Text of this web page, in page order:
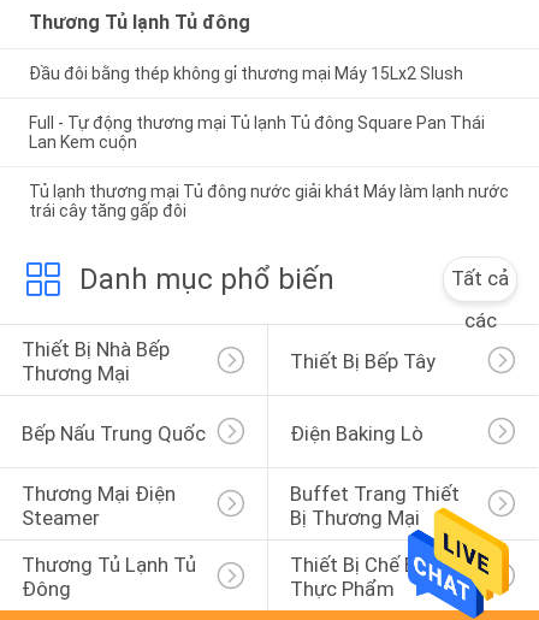
Thương Tủ lạnh Tủ đông
Đầu đôi bằng thép không gỉ thương mại Máy 15Lx2 Slush
Full - Tự động thương mại Tủ lạnh Tủ đông Square Pan Thái
Lan Kem cuộn
Tủ lạnh thương mại Tủ đông nước giải khát Máy làm lạnh nước
trái cây tăng gấp đôi
Danh mục phổ biến
Tất cả
các
Thiết Bị Nhà Bếp
Thương Mại
Thiết Bị Bếp Tây
Bếp Nấu Trung Quốc Điện Baking Lò
Thương Mại Điện
Steamer
Buffet Trang Thiết
Bị Thương Mại
Thương Tủ Lạnh Tủ
Đông
Thiết Bị Chế Biến
Thực Phẩm